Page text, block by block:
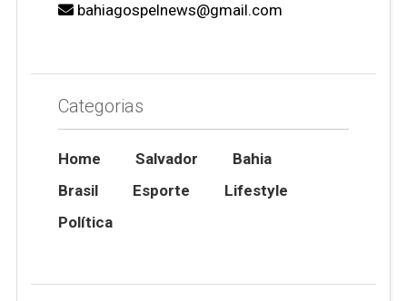
bahiagospelnews@gmail.com
Categorias
Home Salvador
Bahia
Brasil
Esporte
Lifestyle
Política